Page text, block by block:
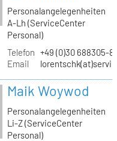
Personalangelegenheiten
A-Lh (ServiceCenter
Personal)
Telefon +49 (0)30 688305-
Email
Maik Woywod
Personalangelegenheiten
Li-Z (ServiceCenter
Personal)